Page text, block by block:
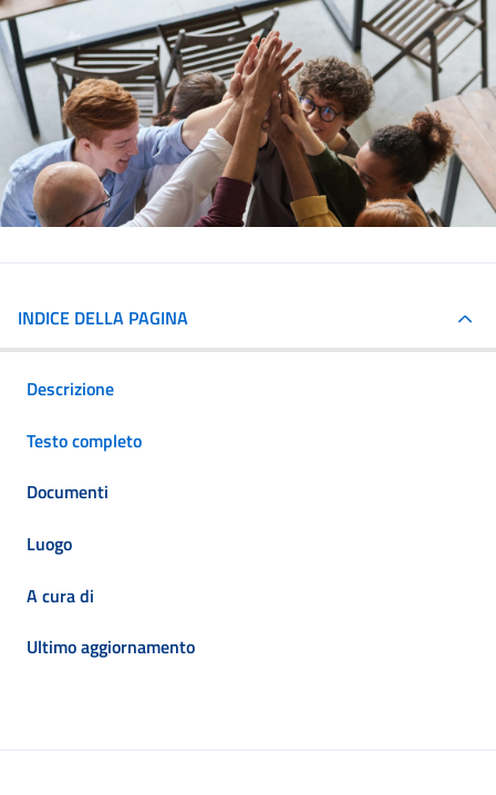
INDICE DELLA PAGINA
Descrizione
Testo completo
Documenti
Luogo
A cura di
Ultimo aggiornamento